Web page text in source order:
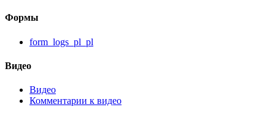
Формы
form_logs_pl_pl
Видео
Видео
Комментарии к видео